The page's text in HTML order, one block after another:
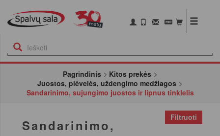
Pagrindinis
Kitos prekės
Juostos, plėvelės, uždengimo medžiagos
Sandarinimo, sujungimo juostos ir lipnus tinklelis
Sandarinimo,
Filtruoti